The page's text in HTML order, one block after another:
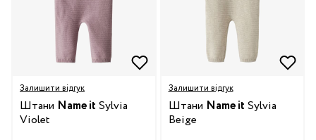
Залишити відгук
Штани Name it Sylvia
Violet
Залишити відгук
Штани Name it Sylvia
Beige